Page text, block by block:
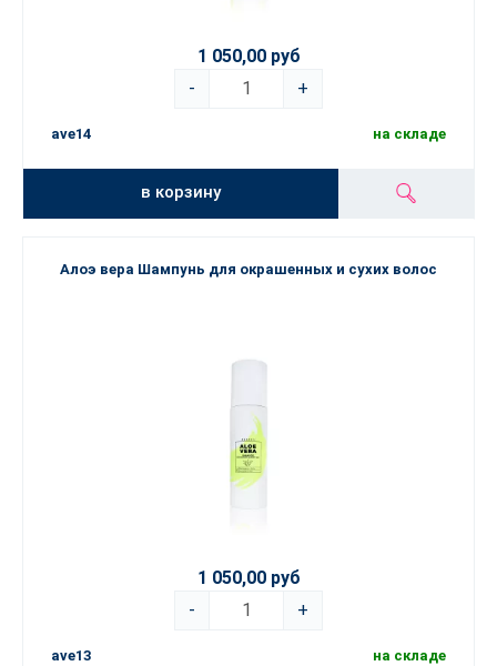
1 050,00 руб
-
+
ave14 на складе
в корзину
Алоэ вера Шампунь для окрашенных и сухих волос
1 050,00 руб
-
+
ave13 на складе